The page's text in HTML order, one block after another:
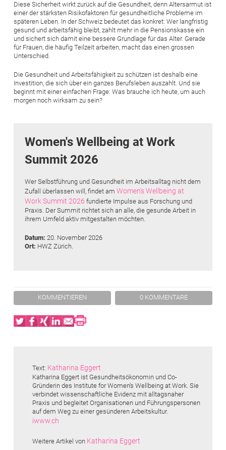
Diese Sicherheit wirkt zurück auf die Gesundheit, denn Altersarmut ist
einer der stärksten Risikofaktoren für gesundheitliche Probleme im
späteren Leben. In der Schweiz bedeutet das konkret: Wer langfristig
gesund und arbeitsfähig bleibt, zahlt mehr in die Pensionskasse ein
und sichert sich damit eine bessere Grundlage für das Alter. Gerade
für Frauen, die häufig Teilzeit arbeiten, macht das einen grossen
Unterschied.
Die Gesundheit und Arbeitsfähigkeit zu schützen ist deshalb eine
Investition, die sich über ein ganzes Berufsleben auszahlt. Und sie
beginnt mit einer einfachen Frage: Was brauche ich heute, um auch
morgen noch wirksam zu sein?
Women's Wellbeing at Work
Summit 2026
Wer Selbstführung und Gesundheit im Arbeitsalltag nicht dem
Zufall überlassen will, findet am Women's Wellbeing at
Work Summit 2026 fundierte Impulse aus Forschung und
Praxis. Der Summit richtet sich an alle, die gesunde Arbeit in
ihrem Umfeld aktiv mitgestalten möchten.
Datum: 20. November 2026
Ort: HWZ Zürich.
KOMMENTIEREN 0 KOMMENTARE
Twitter
Facebook
XING
LinkedIn
Email
Print
Text: Katharina Eggert
Katharina Eggert ist Gesundheitsökonomin und Co-
Gründerin des Institute for Women’s Wellbeing at Work. Sie
verbindet wissenschaftliche Evidenz mit alltagsnaher
Praxis und begleitet Organisationen und Führungspersonen
auf dem Weg zu einer gesünderen Arbeitskultur.
iwww.ch
Weitere Artikel von Katharina Eggert